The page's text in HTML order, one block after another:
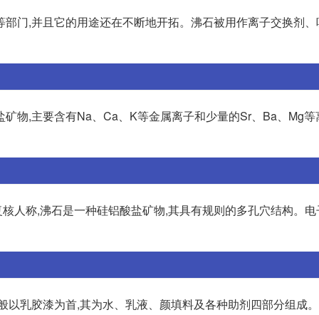
门,并且它的用途还在不断地开拓。沸石被用作离子交换剂
物,主要含有Na、Ca、K等金属离子和少量的Sr、Ba、Mg
人称,沸石是一种硅铝酸盐矿物,其具有规则的多孔穴结构。
乳胶漆为首,其为水、乳液、颜填料及各种助剂四部分组成